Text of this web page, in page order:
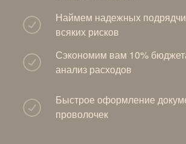
Быстрое оформление
проволочек
Сэкономим вам 10%
анализ расходов
Наймем надежных
всяких рисков